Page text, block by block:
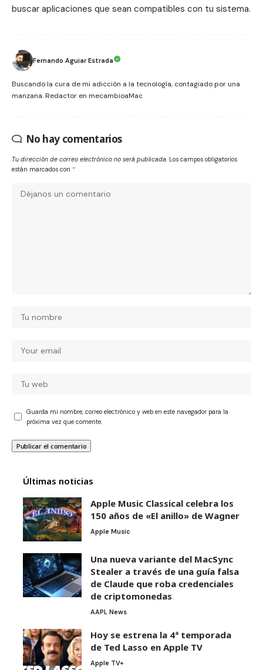
buscar aplicaciones que sean compatibles con tu sistema.
Fernando Aguiar Estrada
Buscando la cura de mi adicción a la tecnología, contagiado por una
manzana. Redactor en mecambioaMac
No hay comentarios
Tu dirección de correo electrónico no será publicada. Los campos obligatorios
están marcados con *
Guarda mi nombre, correo electrónico y web en este navegador para la
próxima vez que comente.
Últimas noticias
Apple Music Classical celebra los
150 años de «El anillo» de Wagner
Apple Music
Una nueva variante del MacSync
Stealer a través de una guía falsa
de Claude que roba credenciales
de criptomonedas
AAPL News
Hoy se estrena la 4ª temporada
de Ted Lasso en Apple TV
Apple TV+